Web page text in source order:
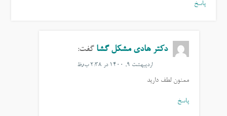
پاسخ
دکتر هادی مشکل گشا گفت:
اردیبهشت ۹, ۱۴۰۰ در ۲:۳۸ ب٫ظ
ممنون لطف دارید
پاسخ